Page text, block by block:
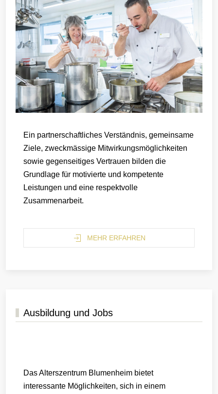
Ein partnerschaftliches Verständnis, gemeinsame
Ziele, zweckmässige Mitwirkungsmöglichkeiten
sowie gegenseitiges Vertrauen bilden die
Grundlage für motivierte und kompetente
Leistungen und eine respektvolle
Zusammenarbeit.
MEHR ERFAHREN
Ausbildung und Jobs
Das Alterszentrum Blumenheim bietet
interessante Möglichkeiten, sich in einem